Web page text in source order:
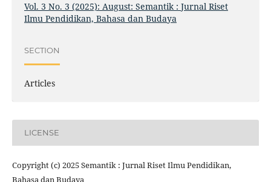
Vol. 3 No. 3 (2025): August: Semantik : Jurnal Riset
Ilmu Pendidikan, Bahasa dan Budaya
SECTION
Articles
LICENSE
Copyright (c) 2025 Semantik : Jurnal Riset Ilmu Pendidikan,
Bahasa dan Budaya